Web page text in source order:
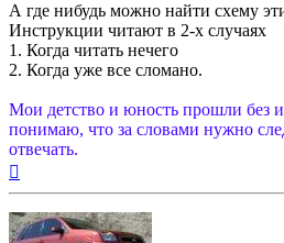
А где нибудь можно найти схему
Инструкции читают в 2-х случаях
1. Когда читать нечего
2. Когда уже все сломано.
Мои детство и юность прошли без
понимаю, что за словами нужно
отвечать.